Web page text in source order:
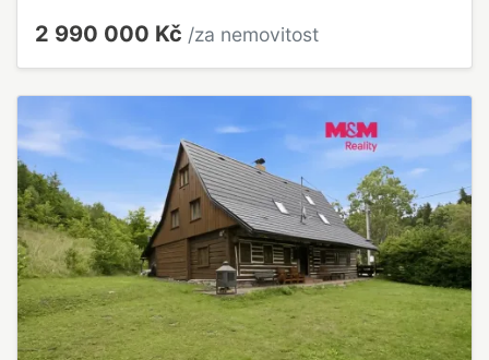
2 990 000 Kč /za nemovitost